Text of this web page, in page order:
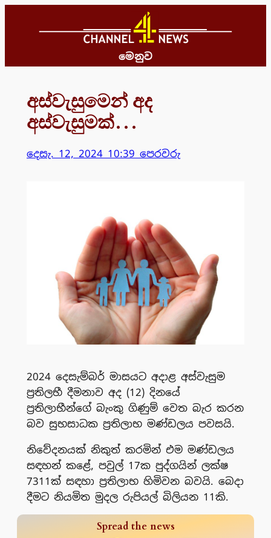
මෙනුව
අස්වැසුමෙන් අද
අස්වැසුමක්…
දෙසැ. 12, 2024 10:39 පෙරවරු
2024 දෙසැම්බර් මාසයට අදාළ අස්වැසුම
ප්‍රතිලභී දීමනාව අද (12) දිනයේ
ප්‍රතිලාභීන්ගේ බැංකු ගිණුම් වෙත බැර කරන
බව සුභසාධක ප්‍රතිලාභ මණ්ඩලය පවසයි.
නිවේදනයක් නිකුත් කරමින් එම මණ්ඩලය
සඳහන් කළේ, පවුල් 17ක පුද්ගයින් ලක්ෂ
7311ක් සඳහා ප්‍රතිලාභ හිමිවන බවයි. බෙදා
දීමට නියමිත මුදල රුපියල් බිලියන 11කි.
Spread the news